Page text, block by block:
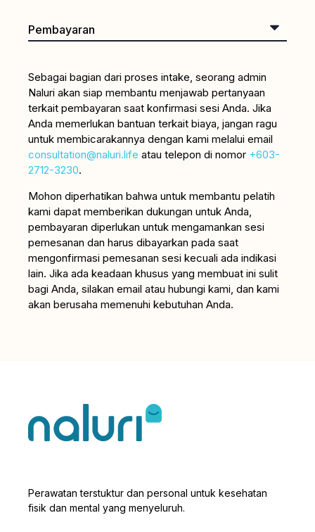
Sebagai bagian dari proses intake, seorang admin
Naluri akan siap membantu menjawab pertanyaan
terkait pembayaran saat konfirmasi sesi Anda. Jika
Anda memerlukan bantuan terkait biaya, jangan ragu
untuk membicarakannya dengan kami melalui email
consultation@naluri.life atau telepon di nomor +603-
2712-3230.
Mohon diperhatikan bahwa untuk membantu pelatih
kami dapat memberikan dukungan untuk Anda,
pembayaran diperlukan untuk mengamankan sesi
pemesanan dan harus dibayarkan pada saat
mengonfirmasi pemesanan sesi kecuali ada indikasi
lain. Jika ada keadaan khusus yang membuat ini sulit
bagi Anda, silakan email atau hubungi kami, dan kami
akan berusaha memenuhi kebutuhan Anda.
Perawatan terstuktur dan personal untuk kesehatan
fisik dan mental yang menyeluruh.